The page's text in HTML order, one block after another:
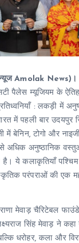
Amolak News)।
पैलेस म्यूजियम के
: लकड़ी में
में पहली बार उदयपुर
में बेनिन, टोगो और
से अधिक अनुष्ठानिक
है। ये कलाकृतियाँ
परंपराओं की एक
मेवाड़ चैरिटेबल
सिंह मेवाड़ ने
धरोहर, कला और